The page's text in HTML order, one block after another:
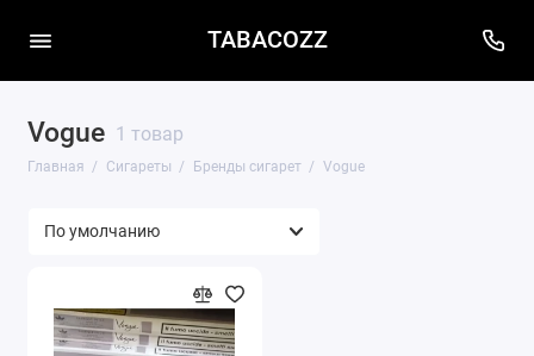
TABACOZZ
Vogue 1 товар
Главная Сигареты Бренды сигарет Vogue